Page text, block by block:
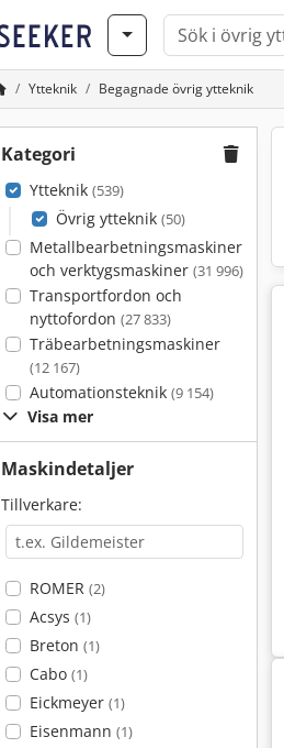
Ytteknik Begagnade övrig ytteknik
Kategori
Ytteknik (539)
Övrig ytteknik (50)
Metallbearbetningsmaskiner
och verktygsmaskiner (31 996)
Transportfordon och
nyttofordon (27 833)
Träbearbetningsmaskiner
(12 167)
Automationsteknik (9 154)
Visa mer
Maskindetaljer
Tillverkare:
ROMER (2)
Acsys (1)
Breton (1)
Cabo (1)
Eickmeyer (1)
Eisenmann (1)